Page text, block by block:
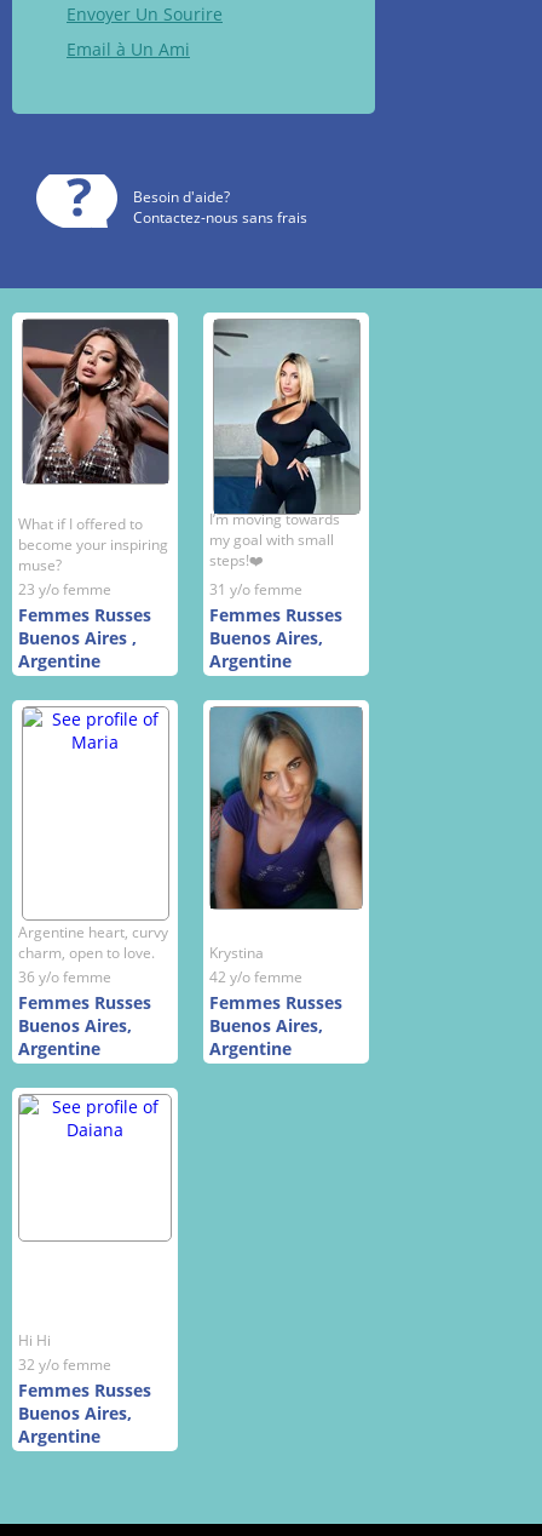
Envoyer Un Sourire
Email à Un Ami
Besoin d'aide?
Contactez-nous sans frais
What if I offered to
become your inspiring
muse?
23 y/o femme
Femmes Russes
Buenos Aires ,
Argentine
I’m moving towards
my goal with small
steps!❤️
31 y/o femme
Femmes Russes
Buenos Aires,
Argentine
Argentine heart, curvy
charm, open to love.
36 y/o femme
Femmes Russes
Buenos Aires,
Argentine
Krystina
42 y/o femme
Femmes Russes
Buenos Aires,
Argentine
Hi Hi
32 y/o femme
Femmes Russes
Buenos Aires,
Argentine